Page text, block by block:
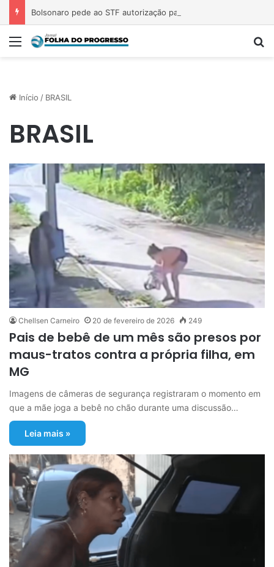
Menu
Início / BRASIL
BRASIL
Chellsen Carneiro 20 de fevereiro de 2026 249
Pais de bebê de um mês são presos por
maus-tratos contra a própria filha, em
MG
Imagens de câmeras de segurança registraram o momento em
que a mãe joga a bebê no chão durante uma discussão…
Leia mais »